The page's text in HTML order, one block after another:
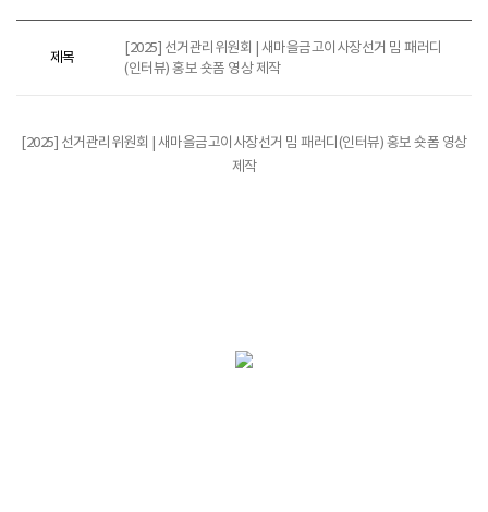
제목
[2025] 선거관리위원회 | 새마을금고이사장선거 밈 패러디
(인터뷰) 홍보 숏폼 영상 제작
[2025] 선거관리위원회 | 새마을금고이사장선거 밈 패러디(인터뷰) 홍보 숏폼 영상
제작